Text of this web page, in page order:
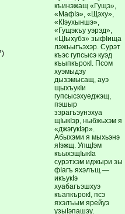
къинэжащ «Гущэ»,
«МафIэ», «Щэху»,
«КIэухыншэ»,
«Гущэкъу уэрэд»,
«ЦIыхубз» зыфIища
лэжьыгъэхэр. Сурэт
къэс гупсысэ куэд
къыпкърокI. Псом
хуэмыдэу
дызэмысащ, ауэ
щыхъукIи
гупсысэхуеджэщ,
пэшыр
зэрагъэунэхуа
щIыкIэр, ныбжьхэм я
«джэгукIэр».
Абыхэми я мыхьэнэ
яIэжщ. УпщIэм
къыхэщIыкIа
сурэтхэм иджыри зы
фIагъ яхэлъщ —
икъукIэ
хуабагъэшхуэ
къапкърокI, псэ
яхэлъым ярейуэ
узыIэпашэу.